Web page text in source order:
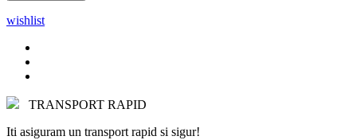
wishlist
TRANSPORT RAPID
Iti asiguram un transport rapid si sigur!